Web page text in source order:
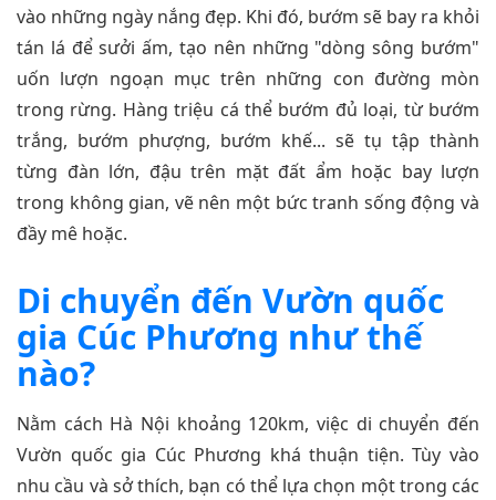
vào những ngày nắng đẹp. Khi đó, bướm sẽ bay ra khỏi
tán lá để sưởi ấm, tạo nên những "dòng sông bướm"
uốn lượn ngoạn mục trên những con đường mòn
trong rừng. Hàng triệu cá thể bướm đủ loại, từ bướm
trắng, bướm phượng, bướm khế... sẽ tụ tập thành
từng đàn lớn, đậu trên mặt đất ẩm hoặc bay lượn
trong không gian, vẽ nên một bức tranh sống động và
đầy mê hoặc.
Di chuyển đến Vườn quốc
gia Cúc Phương như thế
nào?
Nằm cách Hà Nội khoảng 120km, việc di chuyển đến
Vườn quốc gia Cúc Phương khá thuận tiện. Tùy vào
nhu cầu và sở thích, bạn có thể lựa chọn một trong các